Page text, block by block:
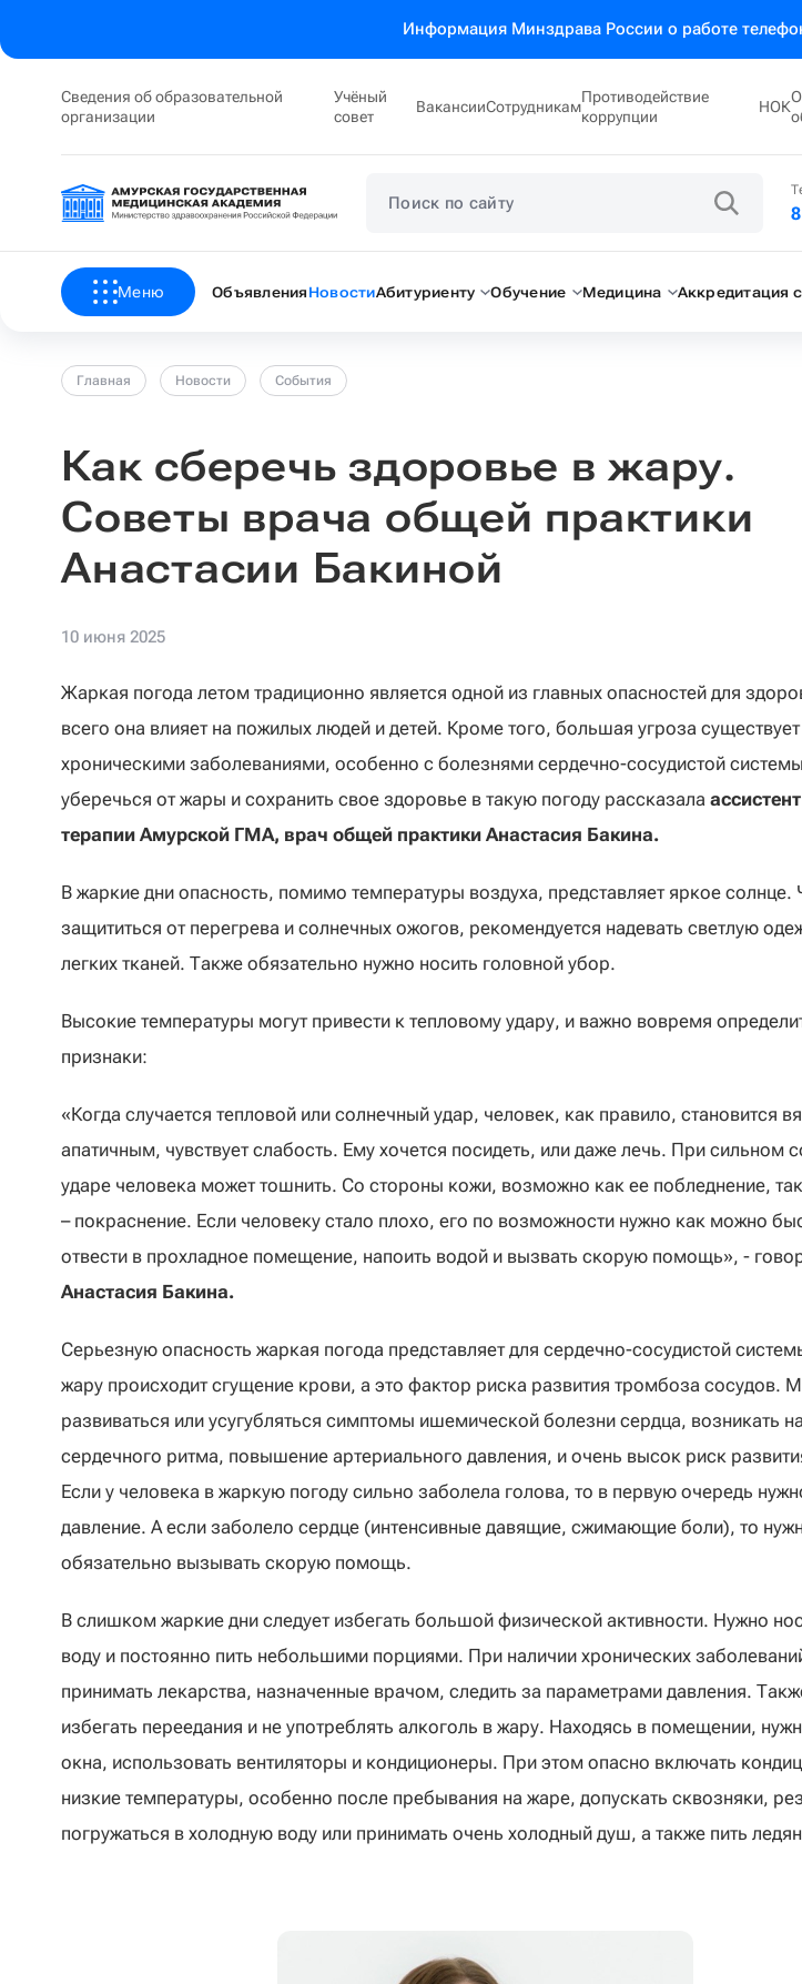
Информация Минздрава России о работе
Сведения об образовательной
организации
Учёный
совет
ВакансииСотрудникам
Противодействие
коррупции
НОК
Меню Объявления НовостиАбитуриенту Обучение Медицина Аккредитация
Главная Новости События
Как сберечь здоровье в жару.
Советы врача общей практики
Анастасии Бакиной
10 июня 2025
Жаркая погода летом традиционно является одной из главных опасностей для
всего она влияет на пожилых людей и детей. Кроме того, большая угроза
хроническими заболеваниями, особенно с болезнями сердечно-сосудистой
уберечься от жары и сохранить свое здоровье в такую погоду рассказала
терапии Амурской ГМА, врач общей практики Анастасия Бакина.
В жаркие дни опасность, помимо температуры воздуха, представляет яркое солнце.
защититься от перегрева и солнечных ожогов, рекомендуется надевать светлую
легких тканей. Также обязательно нужно носить головной убор.
Высокие температуры могут привести к тепловому удару, и важно вовремя
признаки:
«Когда случается тепловой или солнечный удар, человек, как правило, становится
апатичным, чувствует слабость. Ему хочется посидеть, или даже лечь. При сильном
ударе человека может тошнить. Со стороны кожи, возможно как ее побледнение,
– покраснение. Если человеку стало плохо, его по возможности нужно как можно
отвести в прохладное помещение, напоить водой и вызвать скорую помощь», -
Анастасия Бакина.
Серьезную опасность жаркая погода представляет для сердечно-сосудистой
жару происходит сгущение крови, а это фактор риска развития тромбоза сосудов.
развиваться или усугубляться симптомы ишемической болезни сердца, возникать
сердечного ритма, повышение артериального давления, и очень высок риск
Если у человека в жаркую погоду сильно заболела голова, то в первую очередь
давление. А если заболело сердце (интенсивные давящие, сжимающие боли), то
обязательно вызывать скорую помощь.
В слишком жаркие дни следует избегать большой физической активности. Нужно
воду и постоянно пить небольшими порциями. При наличии хронических
принимать лекарства, назначенные врачом, следить за параметрами давления.
избегать переедания и не употреблять алкоголь в жару. Находясь в помещении,
окна, использовать вентиляторы и кондиционеры. При этом опасно включать
низкие температуры, особенно после пребывания на жаре, допускать сквозняки,
погружаться в холодную воду или принимать очень холодный душ, а также пить